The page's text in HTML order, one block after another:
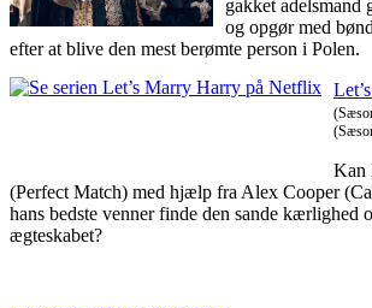
gakket adelsmand
og opgør med
efter at blive den mest berømte person i Polen.
Kan
(Perfect Match) med hjælp fra Alex Cooper
hans bedste venner finde den sande kærlighed
ægteskabet?